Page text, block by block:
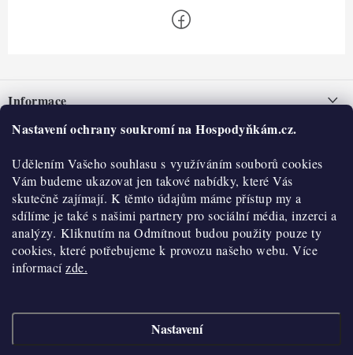
Nastavení ochrany soukromí na Hospodyňkám.cz.
Udělením Vašeho souhlasu s využíváním souborů cookies
Vám budeme ukazovat jen takové nabídky, které Vás
skutečně zajímají. K těmto údajům máme přístup my a
sdílíme je také s našimi partnery pro sociální média, inzerci a
analýzy. Kliknutím na Odmítnout budou použity pouze ty
cookies, které potřebujeme k provozu našeho webu. Více
informacízde.
Nastavení
pInformace
Nepřevzetí zásilky na dobírku
Obchodní podmínky
Hodnocení obchodu
Blog
Moje objednávka
O nás
Historie
Kontakty
O nákupu
Reklamace a vratky
Výdejní místa